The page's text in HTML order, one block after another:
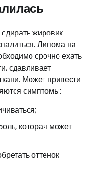
жировик.
Липома на
срочно ехать
сдавливает
Может привести
симптомы:
которая может
оттенок